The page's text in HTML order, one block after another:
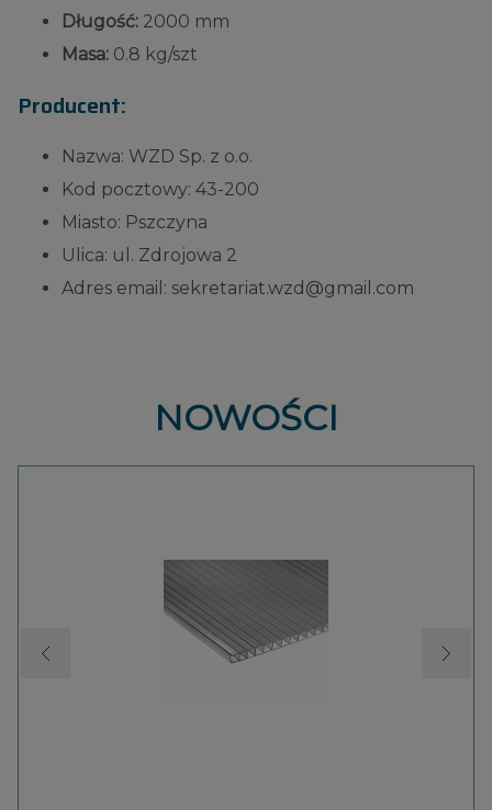
Długość: 2000 mm
Masa: 0.8 kg/szt
Producent:
Nazwa: WZD Sp. z o.o.
Kod pocztowy: 43-200
Miasto: Pszczyna
Ulica: ul. Zdrojowa 2
Adres email: sekretariat.wzd@gmail.com
NOWOŚCI